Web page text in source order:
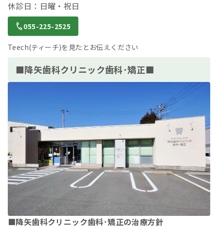
休診日：日曜・祝日
055-225-2525
Teech(ティーチ)を見たとお伝えください
■降矢歯科クリニック歯科･矯正■
■降矢歯科クリニック歯科･矯正の治療方針